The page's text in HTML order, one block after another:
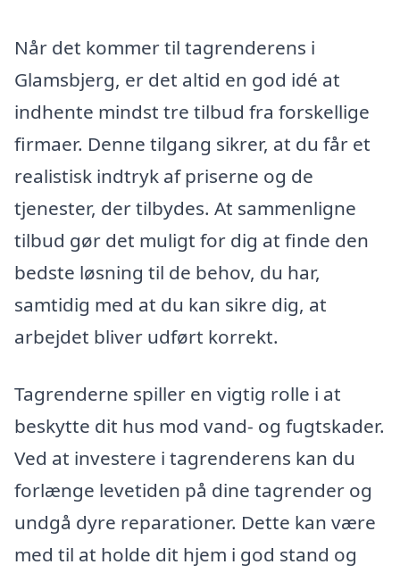
Når det kommer til tagrenderens i
Glamsbjerg, er det altid en god idé at
indhente mindst tre tilbud fra forskellige
firmaer. Denne tilgang sikrer, at du får et
realistisk indtryk af priserne og de
tjenester, der tilbydes. At sammenligne
tilbud gør det muligt for dig at finde den
bedste løsning til de behov, du har,
samtidig med at du kan sikre dig, at
arbejdet bliver udført korrekt.
Tagrenderne spiller en vigtig rolle i at
beskytte dit hus mod vand- og fugtskader.
Ved at investere i tagrenderens kan du
forlænge levetiden på dine tagrender og
undgå dyre reparationer. Dette kan være
med til at holde dit hjem i god stand og